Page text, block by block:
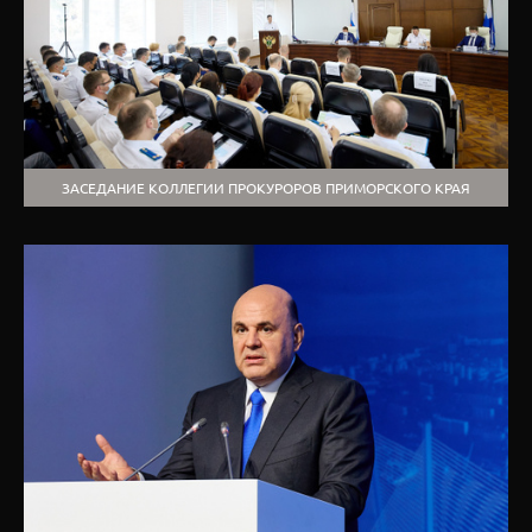
ЗАСЕДАНИЕ КОЛЛЕГИИ ПРОКУРОРОВ ПРИМОРСКОГО КРАЯ